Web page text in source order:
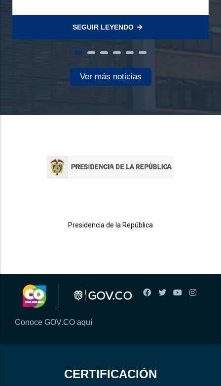
SEGUIR LEYENDO
Ver más noticias
Presidencia de la República
Conoce GOV.CO aquí
CERTIFICACIÓN